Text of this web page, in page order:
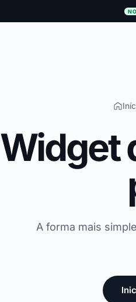
Widget
A forma mais